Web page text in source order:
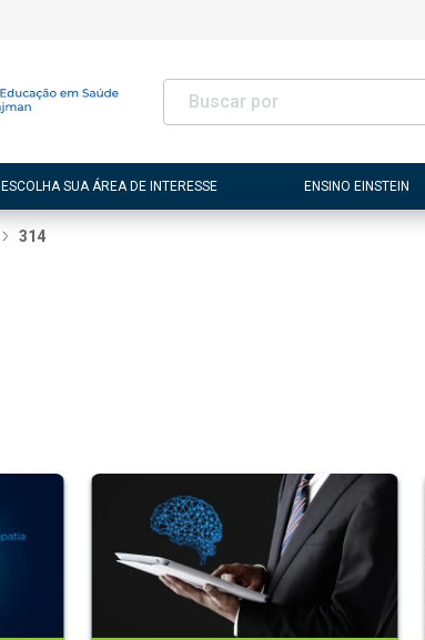
ESCOLHA SUA ÁREA DE INTERESSE ENSINO EINSTEIN
314